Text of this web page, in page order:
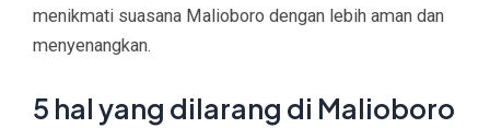
menikmati suasana Malioboro dengan lebih aman dan
menyenangkan.
5 hal yang dilarang di Malioboro